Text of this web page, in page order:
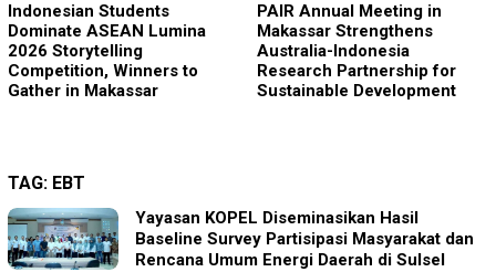
Indonesian Students
Dominate ASEAN Lumina
2026 Storytelling
Competition, Winners to
Gather in Makassar
PAIR Annual Meeting in
Makassar Strengthens
Australia-Indonesia
Research Partnership for
Sustainable Development
TAG: EBT
Yayasan KOPEL Diseminasikan Hasil
Baseline Survey Partisipasi Masyarakat dan
Rencana Umum Energi Daerah di Sulsel